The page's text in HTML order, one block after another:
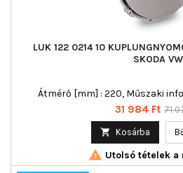
LUK 122 0214 10
SKODA VW
Átmérő [mm] : 220, Műszaki
Ár
31 984 Ft 71
 Kosárba
 Utolsó tételek a